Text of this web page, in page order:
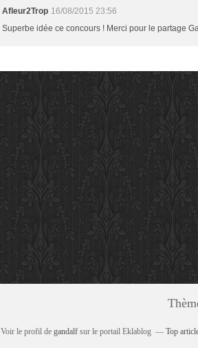
Afleur2Trop 16/08/2015 23:56
Superbe idée ce concours ! Merci pour le partage
Voir le profil de gandalf sur le portail Eklablog Top